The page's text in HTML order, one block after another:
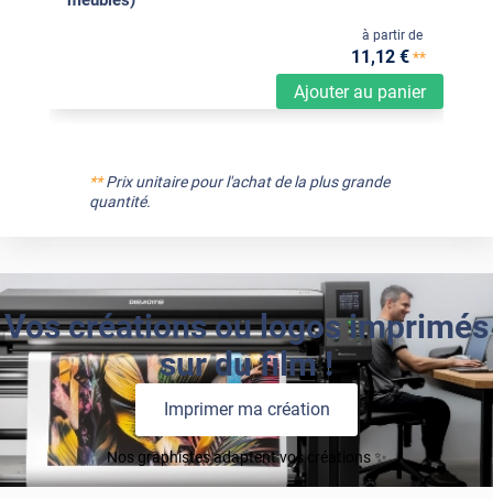
Ajouter au panier
à partir de
11,12 €**
**Prix unitaire pour l'achat de la plus grande
quantité.
Vos créations ou logos imprimés
sur du film !
Imprimer ma création
Nos graphistes adaptent vos créations ✨